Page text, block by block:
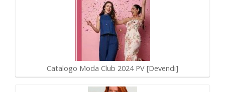
Catalogo Moda Club 2024 PV [Devendi]